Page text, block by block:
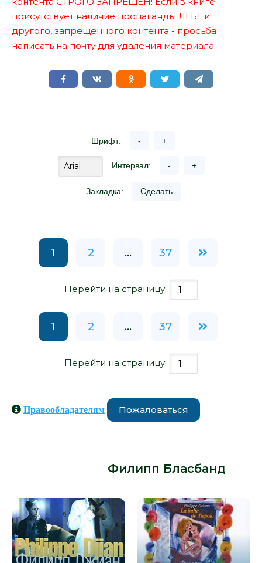
присутствует наличие пропаганды ЛГБТ и
другого, запрещенного контента - просьба
написать на почту для удаления материала.
Шрифт: - +
Интервал: - +
Закладка: Сделать
1 2 ... 37
Перейти на страницу:
1 2 ... 37
Перейти на страницу:
Правообладателям Пожаловаться
Филипп Бласбанд